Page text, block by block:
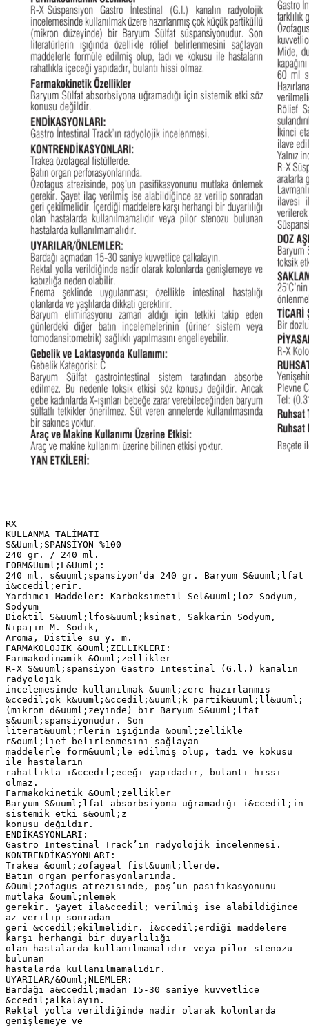
RX
KULLANMA TALİMATI
S&Uuml;SPANSİYON %100
240 gr. / 240 ml.
FORM&Uuml;L&Uuml;:
240 ml. s&uuml;spansiyon’da 240 gr. Baryum S&uuml;lfat
i&ccedil;erir.
Yardımcı Maddeler: Karboksimetil Sel&uuml;loz Sodyum,
Sodyum
Dioktil S&uuml;lfos&uuml;ksinat, Sakkarin Sodyum,
Nipajin M. Sodik,
Aroma, Distile su y. m.
FARMAKOLOJİK &Ouml;ZELLİKLERİ:
Farmakodinamik &Ouml;zellikler
R-X S&uuml;spansiyon Gastro İntestinal (G.l.) kanalın
radyolojik
incelemesinde kullanılmak &uuml;zere hazırlanmış
&ccedil;ok k&uuml;&ccedil;&uuml;k partik&uuml;ll&uuml;
(mikron d&uuml;zeyinde) bir Baryum S&uuml;lfat
s&uuml;spansiyonudur. Son
literat&uuml;rlerin ışığında &ouml;zellikle
r&ouml;lief belirlenmesini sağlayan
maddelerle form&uuml;le edilmiş olup, tadı ve kokusu
ile hastaların
rahatlıkla i&ccedil;eceği yapıdadır, bulantı hissi
olmaz.
Farmakokinetik &Ouml;zellikler
Baryum S&uuml;lfat absorbsiyona uğramadığı i&ccedil;in
sistemik etki s&ouml;z
konusu değildir.
ENDİKASYONLARI:
Gastro İntestinal Track’ın radyolojik incelenmesi.
KONTRENDİKASYONLARI:
Trakea &ouml;zofageal fist&uuml;llerde.
Batın organ perforasyonlarında.
&Ouml;zofagus atrezisinde, poş’un pasifikasyonunu
mutlaka &ouml;nlemek
gerekir. Şayet ila&ccedil; verilmiş ise alabildiğince
az verilip sonradan
geri &ccedil;ekilmelidir. İ&ccedil;erdiği maddelere
karşı herhangi bir duyarlılığı
olan hastalarda kullanılmamalıdır veya pilor stenozu
bulunan
hastalarda kullanılmamalıdır.
UYARILAR/&Ouml;NLEMLER:
Bardağı a&ccedil;madan 15-30 saniye kuvvetlice
&ccedil;alkalayın.
Rektal yolla verildiğinde nadir olarak kolonlarda
genişlemeye ve